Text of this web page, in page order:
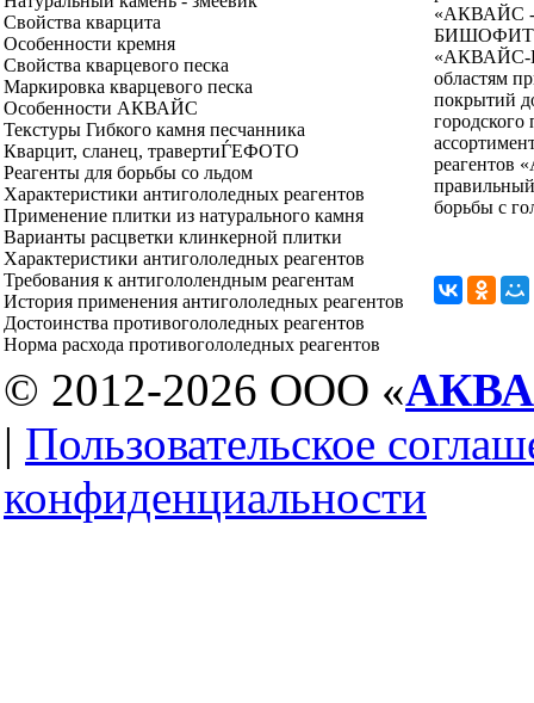
Свойства кварцита
Особенности кремня
Свойства кварцевого песка
Маркировка кварцевого песка
Особенности АКВАЙС
Текстуры Гибкого камня песчанника
Кварцит, сланец, травертиЃEФОТО
Реагенты для борьбы со льдом
Характеристики антигололедных реагентов
Применение плитки из натурального камня
Варианты расцветки клинкерной плитки
Характеристики антигололедных реагентов
Требования к антигололендным реагентам
История применения антигололедных реагентов
Достоинства противогололедных реагентов
Норма расхода противогололедных реагентов
«АКВАЙС -
«АКВАЙС-
областям
покрытий
реагентов
борьбы с
© 2012-2026 ООО «
| Пользовательское
конфиденциальности